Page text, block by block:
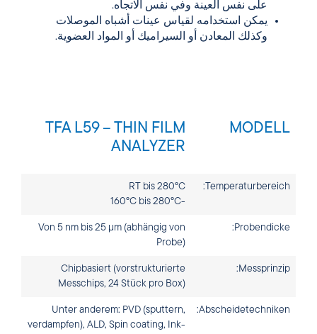
على نفس العينة وفي نفس الاتجاه.
يمكن استخدامه لقياس عينات أشباه الموصلات
وكذلك المعادن أو السيراميك أو المواد العضوية.
MODELL
TFA L59 – THIN FILM
ANALYZER
Temperaturbereich:
RT bis 280°C
-160°C bis 280°C
Probendicke:
Von 5 nm bis 25 µm (abhängig von
Probe)
Messprinzip:
Chipbasiert (vorstrukturierte
Messchips, 24 Stück pro Box)
Abscheidetechniken:
Unter anderem: PVD (sputtern,
verdampfen), ALD, Spin coating, Ink-